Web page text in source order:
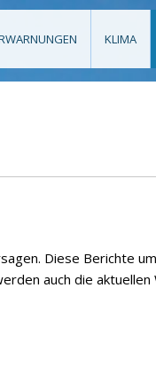
KLIMA
Diese Berichte
auch die